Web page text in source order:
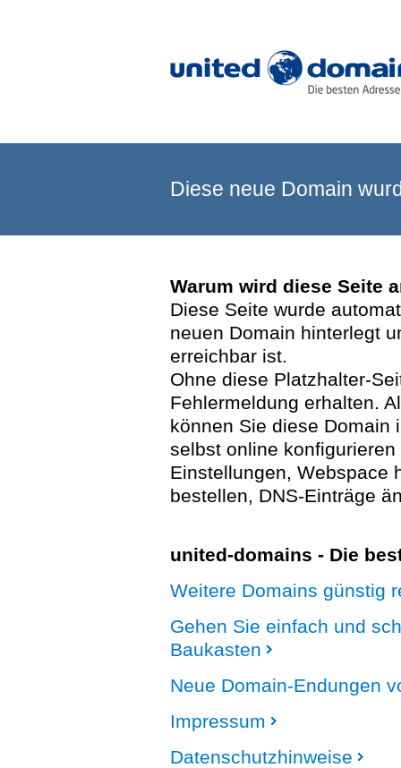
Diese neue Domain
Warum wird diese Seite
Diese Seite wurde
neuen Domain hinterlegt
erreichbar ist.
Ohne diese Platzhalter-
Fehlermeldung erhalten.
können Sie diese Domain
selbst online
Einstellungen, Webspace
bestellen, DNS-Einträge
united-domains - Die
Weitere Domains günstig
Gehen Sie einfach und
Baukasten
Neue Domain-Endungen
Impressum
Datenschutzhinweise